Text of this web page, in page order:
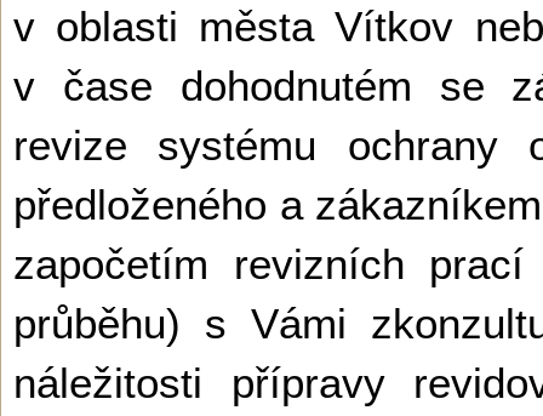
v oblasti města Vítkov
v čase dohodnutém se
revize systému ochrany
předloženého a
započetím revizních
průběhu) s Vámi
náležitosti přípravy